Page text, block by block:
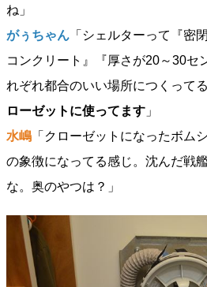
ね」
がぅちゃん 「シェルターって『密
コンクリート』『厚さが20～30セ
れぞれ都合のいい場所につくって
ローゼットに使ってます 」
水嶋 「クローゼットになったボム
の象徴になってる感じ。沈んだ戦
な。奥のやつは？」